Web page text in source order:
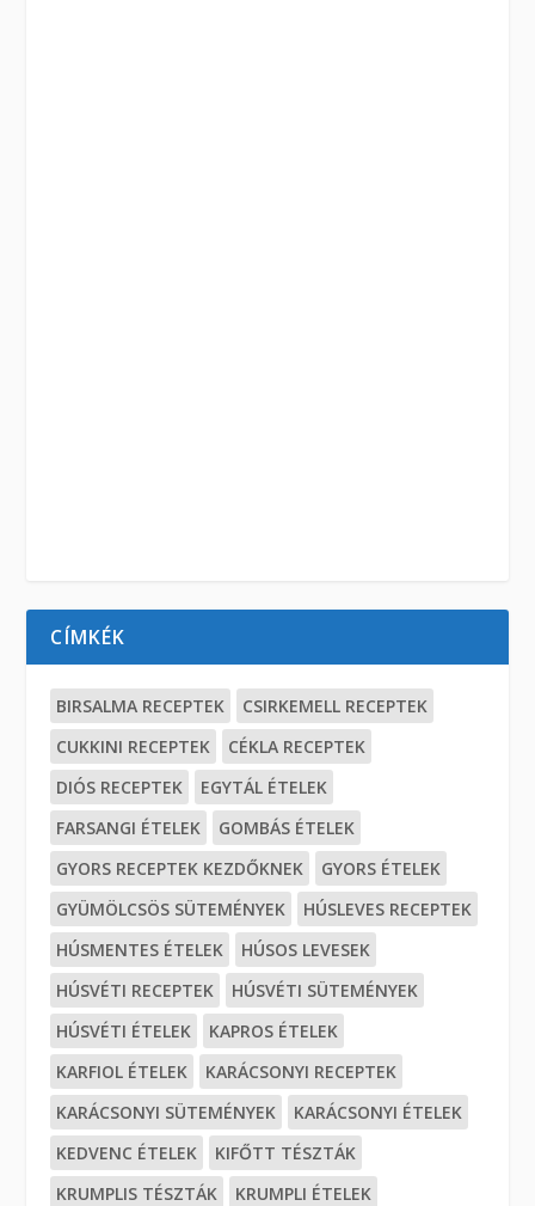
CÍMKÉK
BIRSALMA RECEPTEK
CSIRKEMELL RECEPTEK
CUKKINI RECEPTEK
CÉKLA RECEPTEK
DIÓS RECEPTEK
EGYTÁL ÉTELEK
FARSANGI ÉTELEK
GOMBÁS ÉTELEK
GYORS RECEPTEK KEZDŐKNEK
GYORS ÉTELEK
GYÜMÖLCSÖS SÜTEMÉNYEK
HÚSLEVES RECEPTEK
HÚSMENTES ÉTELEK
HÚSOS LEVESEK
HÚSVÉTI RECEPTEK
HÚSVÉTI SÜTEMÉNYEK
HÚSVÉTI ÉTELEK
KAPROS ÉTELEK
KARFIOL ÉTELEK
KARÁCSONYI RECEPTEK
KARÁCSONYI SÜTEMÉNYEK
KARÁCSONYI ÉTELEK
KEDVENC ÉTELEK
KIFŐTT TÉSZTÁK
KRUMPLIS TÉSZTÁK
KRUMPLI ÉTELEK